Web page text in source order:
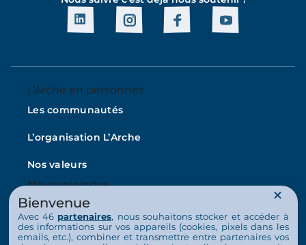
L’Arche en personnes
Les communautés
L’organisation L’Arche
Nos valeurs
Nous rejoindre
Emploi
Bénévolat
Bienvenue
Avec 46 partenaires, nous souhaitons stocker et accéder à
des informations sur vos appareils (cookies, pixels dans les
emails, etc.), combiner et transmettre entre partenaires vos